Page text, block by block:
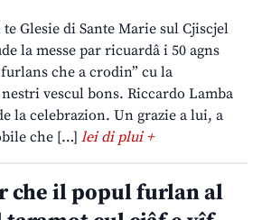
Glesie di Sante Marie sul Cjiscjel
la messe par ricuardâ i 50 agns
che a crodin” cu la
vescul bons. Riccardo Lamba
la celebrazion. Un grazie a lui, a
che […] lei di plui +
che il popul furlan al